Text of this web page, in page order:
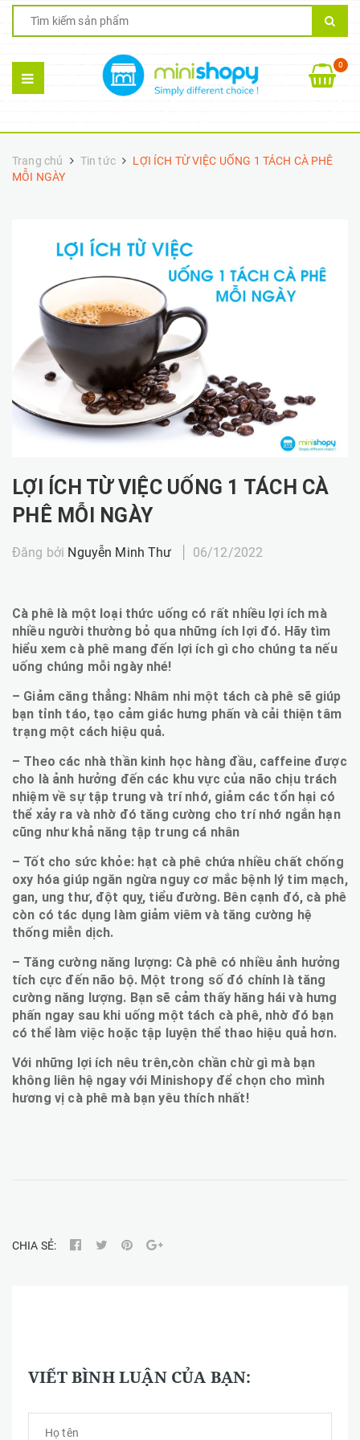
0
Trang chủ Tin tức
LỢI ÍCH TỪ VIỆC UỐNG 1 TÁCH CÀ PHÊ
MỖI NGÀY
LỢI ÍCH TỪ VIỆC UỐNG 1 TÁCH CÀ
PHÊ MỖI NGÀY
Đăng bởi Nguyễn Minh Thư 06/12/2022
Cà phê là một loại thức uống có rất nhiều lợi ích mà
nhiều người thường bỏ qua những ích lợi đó. Hãy tìm
hiểu xem cà phê mang đến lợi ích gì cho chúng ta nếu
uống chúng mỗi ngày nhé!
– Giảm căng thẳng: Nhâm nhi một tách cà phê sẽ giúp
bạn tỉnh táo, tạo cảm giác hưng phấn và cải thiện tâm
trạng một cách hiệu quả.
– Theo các nhà thần kinh học hàng đầu, caffeine được
cho là ảnh hưởng đến các khu vực của não chịu trách
nhiệm về sự tập trung và trí nhớ, giảm các tổn hại có
thể xảy ra và nhờ đó tăng cường cho trí nhớ ngắn hạn
cũng như khả năng tập trung cá nhân
– Tốt cho sức khỏe: hạt cà phê chứa nhiều chất chống
oxy hóa giúp ngăn ngừa nguy cơ mắc bệnh lý tim mạch,
gan, ung thư, đột quỵ, tiểu đường. Bên cạnh đó, cà phê
còn có tác dụng làm giảm viêm và tăng cường hệ
thống miễn dịch.
– Tăng cường năng lượng: Cà phê có nhiều ảnh hưởng
tích cực đến não bộ. Một trong số đó chính là tăng
cường năng lượng. Bạn sẽ cảm thấy hăng hái và hưng
phấn ngay sau khi uống một tách cà phê, nhờ đó bạn
có thể làm việc hoặc tập luyện thể thao hiệu quả hơn.
Với những lợi ích nêu trên,còn chần chừ gì mà bạn
không liên hệ ngay với Minishopy để chọn cho mình
hương vị cà phê mà bạn yêu thích nhất!
CHIA SẺ:
VIẾT BÌNH LUẬN CỦA BẠN: